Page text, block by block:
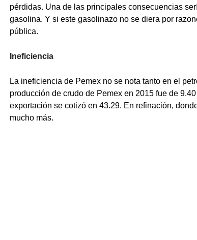
pérdidas. Una de las principales consecuencias
gasolina. Y si este gasolinazo no se diera por
pública.
Ineficiencia
La ineficiencia de Pemex no se nota tanto en el
producción de crudo de Pemex en 2015 fue de
exportación se cotizó en 43.29. En refinación,
mucho más.